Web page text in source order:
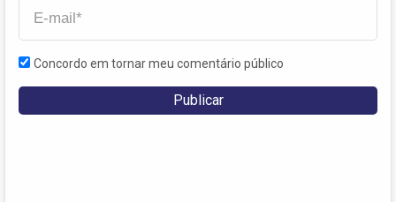
Concordo em tornar meu comentário público